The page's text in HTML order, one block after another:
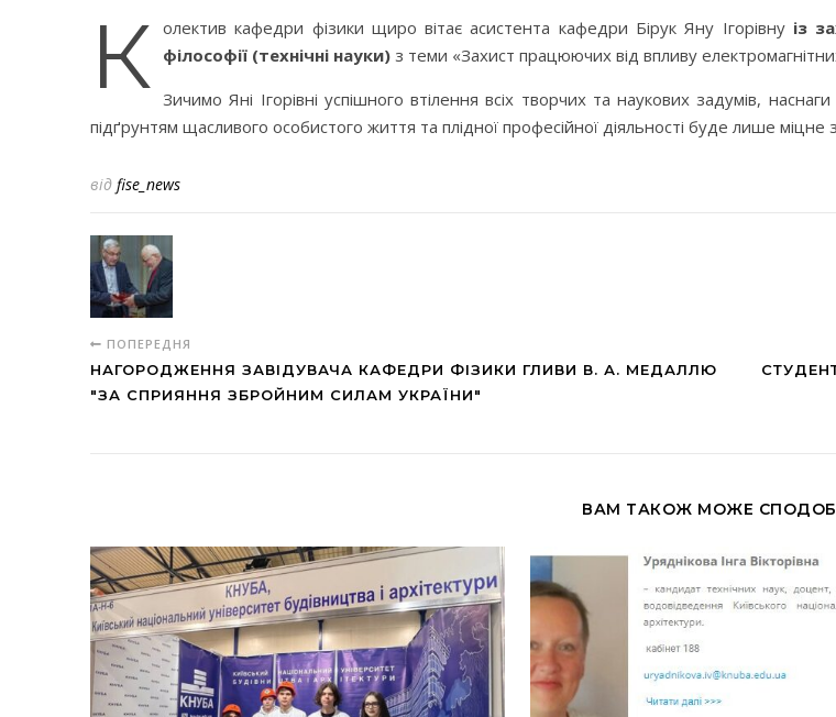
К олектив кафедри фізики щиро вітає асистента кафедри Бірук Яну Ігорівну із
філософії (технічні науки) з теми «Захист працюючих від впливу
Зичимо Яні Ігорівні успішного втілення всіх творчих та наукових задумів,
підґрунтям щасливого особистого життя та плідної професійної діяльності буде лише
від fise_news
ПОПЕРЕДНЯ
НАГОРОДЖЕННЯ ЗАВІДУВАЧА КАФЕДРИ ФІЗИКИ ГЛИВИ В. А. МЕДАЛЛЮ
"ЗА СПРИЯННЯ ЗБРОЙНИМ СИЛАМ УКРАЇНИ"
ВАМ ТАКОЖ МОЖЕ